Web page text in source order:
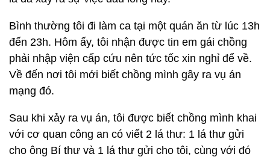
Bình thường tôi đi làm ca tại một quán ăn từ lúc 13h
đến 23h. Hôm ấy, tôi nhận được tin em gái chồng
phải nhập viện cấp cứu nên tức tốc xin nghỉ để về.
Về đến nơi tôi mới biết chồng mình gây ra vụ án
mạng đó.
Sau khi xảy ra vụ án, tôi được biết chồng mình khai
với cơ quan công an có viết 2 lá thư: 1 lá thư gửi
cho ông Bí thư và 1 lá thư gửi cho tôi, cùng với đó